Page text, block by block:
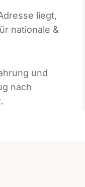
liegt,
nationale &
und
nach